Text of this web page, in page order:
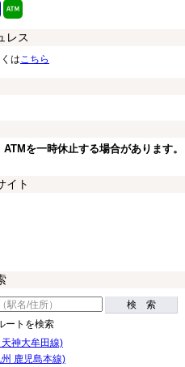
レス
はこちら
を一時休止する場合があります。
イト
検 索
ートを検索
神大牟田線)
鹿児島本線)